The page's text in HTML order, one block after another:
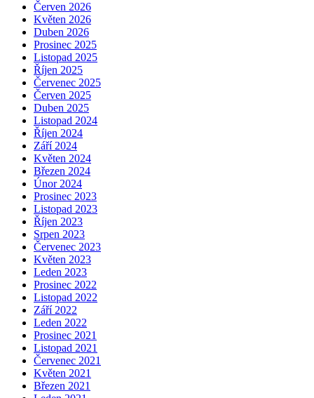
Červen 2026
Květen 2026
Duben 2026
Prosinec 2025
Listopad 2025
Říjen 2025
Červenec 2025
Červen 2025
Duben 2025
Listopad 2024
Říjen 2024
Září 2024
Květen 2024
Březen 2024
Únor 2024
Prosinec 2023
Listopad 2023
Říjen 2023
Srpen 2023
Červenec 2023
Květen 2023
Leden 2023
Prosinec 2022
Listopad 2022
Září 2022
Leden 2022
Prosinec 2021
Listopad 2021
Červenec 2021
Květen 2021
Březen 2021